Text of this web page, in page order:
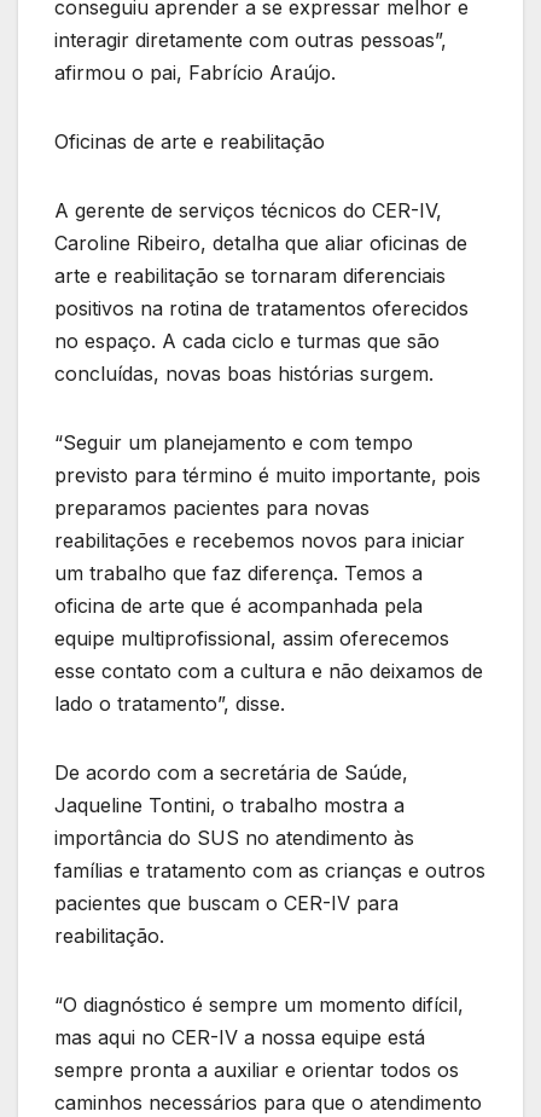
conseguiu aprender a se expressar melhor e
interagir diretamente com outras pessoas”,
afirmou o pai, Fabrício Araújo.
Oficinas de arte e reabilitação
A gerente de serviços técnicos do CER-IV,
Caroline Ribeiro, detalha que aliar oficinas de
arte e reabilitação se tornaram diferenciais
positivos na rotina de tratamentos oferecidos
no espaço. A cada ciclo e turmas que são
concluídas, novas boas histórias surgem.
“Seguir um planejamento e com tempo
previsto para término é muito importante, pois
preparamos pacientes para novas
reabilitações e recebemos novos para iniciar
um trabalho que faz diferença. Temos a
oficina de arte que é acompanhada pela
equipe multiprofissional, assim oferecemos
esse contato com a cultura e não deixamos de
lado o tratamento”, disse.
De acordo com a secretária de Saúde,
Jaqueline Tontini, o trabalho mostra a
importância do SUS no atendimento às
famílias e tratamento com as crianças e outros
pacientes que buscam o CER-IV para
reabilitação.
“O diagnóstico é sempre um momento difícil,
mas aqui no CER-IV a nossa equipe está
sempre pronta a auxiliar e orientar todos os
caminhos necessários para que o atendimento